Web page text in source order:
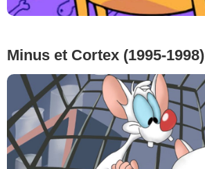
Minus et Cortex (1995-1998)